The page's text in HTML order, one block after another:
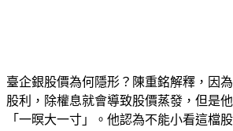
臺企銀股價為何隱形？陳重銘解釋，因
股利，除權息就會導致股價蒸發，但是
「一暝大一寸」。他認為不能小看這檔